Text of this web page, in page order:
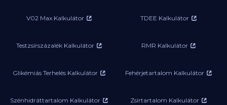
V02 Max Kalkulátor TDEE Kalkulátor
Testzsírszázalék Kalkulátor RMR Kalkulátor
Glikémiás Terhelés Kalkulátor Fehérjetartalom Kalkulátor
Szénhidráttartalom Kalkulátor Zsírtartalom Kalkulátor